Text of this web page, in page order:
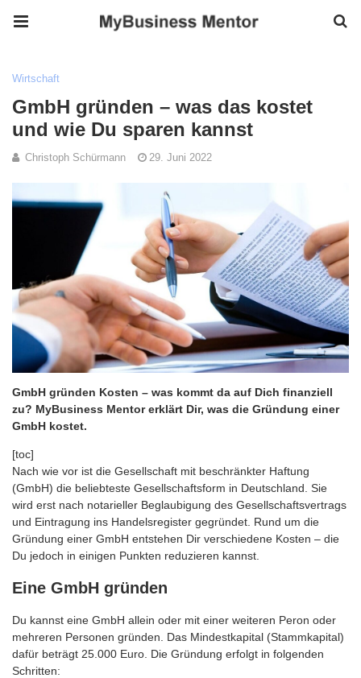
Wirtschaft
GmbH gründen – was das kostet
und wie Du sparen kannst
Christoph Schürmann 29. Juni 2022
GmbH gründen Kosten – was kommt da auf Dich finanziell
zu? MyBusiness Mentor erklärt Dir, was die Gründung einer
GmbH kostet.
[toc]
Nach wie vor ist die Gesellschaft mit beschränkter Haftung
(GmbH) die beliebteste Gesellschaftsform in Deutschland. Sie
wird erst nach notarieller Beglaubigung des Gesellschaftsvertrags
und Eintragung ins Handelsregister gegründet. Rund um die
Gründung einer GmbH entstehen Dir verschiedene Kosten – die
Du jedoch in einigen Punkten reduzieren kannst.
Eine GmbH gründen
Du kannst eine GmbH allein oder mit einer weiteren Peron oder
mehreren Personen gründen. Das Mindestkapital (Stammkapital)
dafür beträgt 25.000 Euro. Die Gründung erfolgt in folgenden
Schritten: